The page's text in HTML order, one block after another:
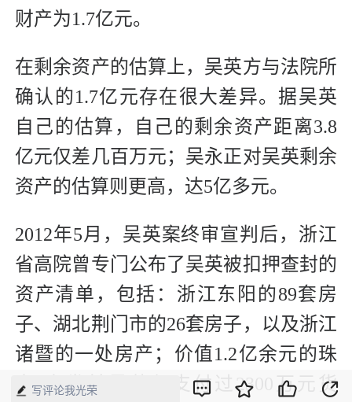
财产为1.7亿元。
在剩余资产的估算上，吴英方与法院所
确认的1.7亿元存在很大差异。据吴英
自己的估算，自己的剩余资产距离3.8
亿元仅差几百万元；吴永正对吴英剩余
资产的估算则更高，达5亿多元。
2012年5月，吴英案终审宣判后，浙江
省高院曾专门公布了吴英被扣押查封的
资产清单，包括：浙江东阳的89套房
子、湖北荆门市的26套房子，以及浙江
诸暨的一处房产；价值1.2亿余元的珠
宝(案发前吴英仅支付过2300万元货
写评论我光荣